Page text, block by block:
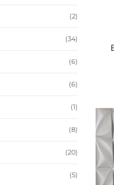
(2)
(34)
(6)
(6)
(1)
(8)
(20)
(5)